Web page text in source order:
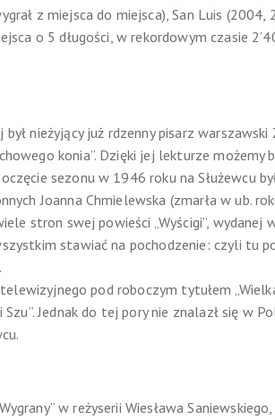
z miejsca do miejsca), San Luis
o 5 długości, w rekordowym czasie
nieżyjący już rdzenny pisarz
konia”. Dzięki jej lekturze
sezonu w 1946 roku na Służewcu
Joanna Chmielewska (zmarła w ub.
stron swej powieści „Wyścigi”,
stawiać na pochodzenie: czyli tu
pod roboczym tytułem
Jednak do tej pory nie znalazł się w
w reżyserii Wiesława